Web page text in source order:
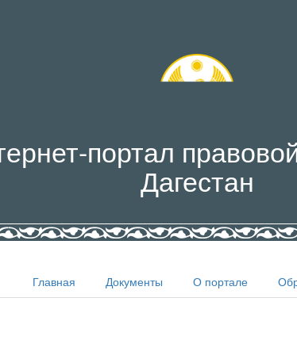
портал
Дагестан
Главная Документы О портале